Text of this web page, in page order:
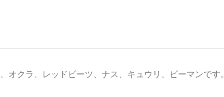
クラ、レッドビーツ、ナス、キュウリ、ピーマンです。